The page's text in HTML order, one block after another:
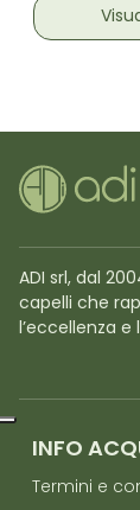
ADI srl, dal
capelli che
l’eccellenza
INFO
Termini e